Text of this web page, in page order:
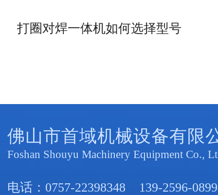
打圈对焊一体机如何选择型号
佛山市首域机械设备有限
Foshan Shouyu Machinery Equipment Co.,
电话： 0757-22398348
139-2596-0899